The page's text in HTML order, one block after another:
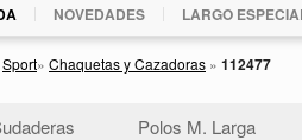
NOVEDADES LARGO
Sport» Chaquetas y Cazadoras » 112477
Polos M. Larga